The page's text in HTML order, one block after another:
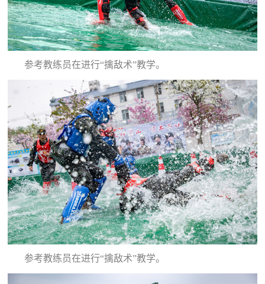
防
全
民
国
子
兵
子
弟
兵
国
防
动
员
国
防
动
人
民
防
参考教练员在进行“擒敌术”教学。
参考教练员在进行“擒敌术”教学。